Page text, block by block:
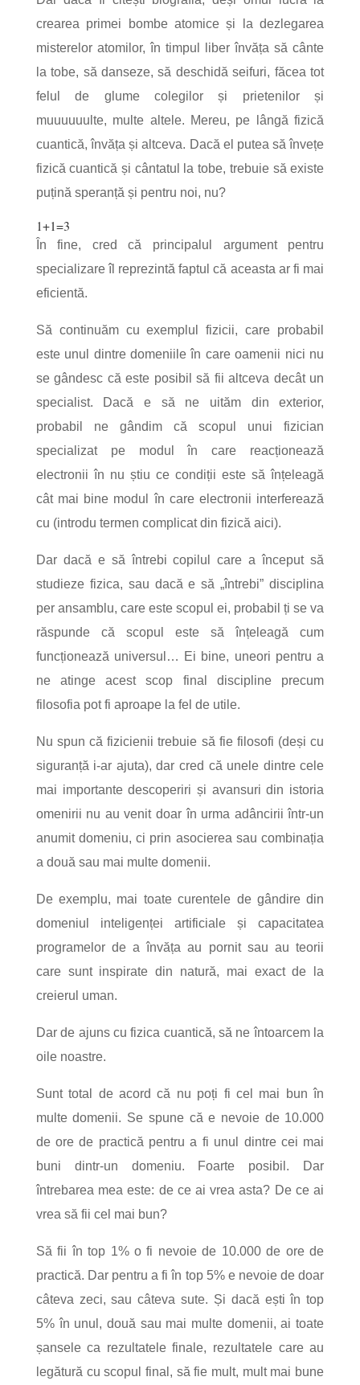
crearea primei bombe atomice și la dezlegarea
misterelor atomilor, în timpul liber învăța să cânte
la tobe, să danseze, să deschidă seifuri, făcea tot
felul de glume colegilor și prietenilor și
muuuuuulte, multe altele. Mereu, pe lângă fizică
cuantică, învăța și altceva. Dacă el putea să învețe
fizică cuantică și cântatul la tobe, trebuie să existe
puțină speranță și pentru noi, nu?
1+1=3
În fine, cred că principalul argument pentru
specializare îl reprezintă faptul că aceasta ar fi mai
eficientă.
Să continuăm cu exemplul fizicii, care probabil
este unul dintre domeniile în care oamenii nici nu
se gândesc că este posibil să fii altceva decât un
specialist.
Dacă e să ne uităm din exterior,
probabil ne gândim că scopul unui fizician
specializat pe modul în care reacționează
electronii în nu știu ce condiții este să înțeleagă
cât mai bine modul în care electronii interferează
cu (introdu termen complicat din fizică aici).
Dar dacă e să întrebi copilul care a început să
studieze fizica, sau dacă e să „întrebi” disciplina
per ansamblu, care este scopul ei, probabil ți se va
răspunde că scopul este să înțeleagă cum
funcționează universul… Ei bine, uneori pentru a
ne atinge acest scop final discipline precum
filosofia pot fi aproape la fel de utile.
Nu spun că fizicienii trebuie să fie filosofi (deși cu
siguranță i-ar ajuta), dar cred că unele dintre cele
mai importante descoperiri și avansuri din istoria
omenirii nu au venit doar în urma adâncirii într-un
anumit domeniu, ci prin asocierea sau combinația
a două sau mai multe domenii.
De exemplu, mai toate curentele de gândire din
domeniul inteligenței artificiale și capacitatea
programelor de a învăța au pornit sau au teorii
care sunt inspirate din natură, mai exact de la
creierul uman.
Dar de ajuns cu fizica cuantică, să ne întoarcem la
oile noastre.
Sunt total de acord că nu poți fi cel mai bun în
multe domenii. Se spune că e nevoie de 10.000
de ore de practică pentru a fi unul dintre cei mai
buni dintr-un domeniu. Foarte posibil.
Dar
întrebarea mea este: de ce ai vrea asta? De ce ai
vrea să fii cel mai bun?
Să fii în top 1% o fi nevoie de 10.000 de ore de
practică. Dar pentru a fi în top 5% e nevoie de doar
câteva zeci, sau câteva sute. Și dacă ești în top
5% în unul, două sau mai multe domenii, ai toate
șansele ca rezultatele finale, rezultatele care au
legătură cu scopul final, să fie mult, mult mai bune